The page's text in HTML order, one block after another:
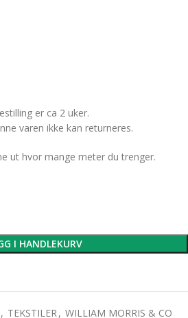
er ca 2 uker.
varen ikke kan returneres.
ut hvor mange meter du trenger.
I HANDLEKURV
, TEKSTILER, WILLIAM MORRIS & CO